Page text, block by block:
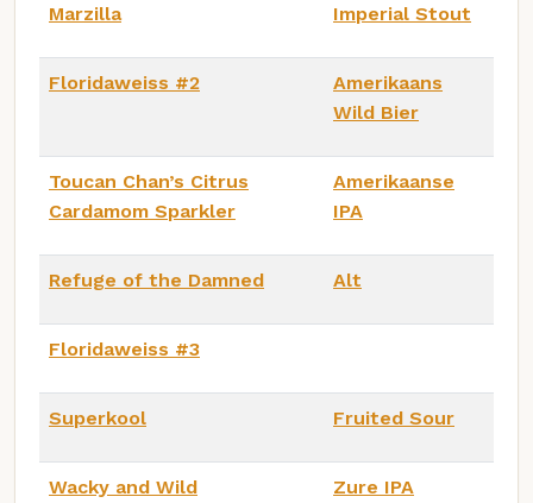
Marzilla Imperial Stout
Floridaweiss #2
Amerikaans
Wild Bier
Toucan Chan’s Citrus
Cardamom Sparkler
Amerikaanse
IPA
Refuge of the Damned Alt
Floridaweiss #3
Superkool Fruited Sour
Wacky and Wild Zure IPA